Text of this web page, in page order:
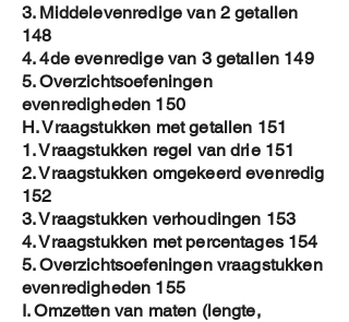
3. Middelevenredige van 2 getallen
148
4. 4de evenredige van 3 getallen 149
5. Overzichtsoefeningen
evenredigheden 150
H. Vraagstukken met getallen 151
1. Vraagstukken regel van drie 151
2. Vraagstukken omgekeerd evenredig
152
3. Vraagstukken verhoudingen 153
4. Vraagstukken met percentages 154
5. Overzichtsoefeningen vraagstukken
evenredigheden 155
I. Omzetten van maten (lengte,